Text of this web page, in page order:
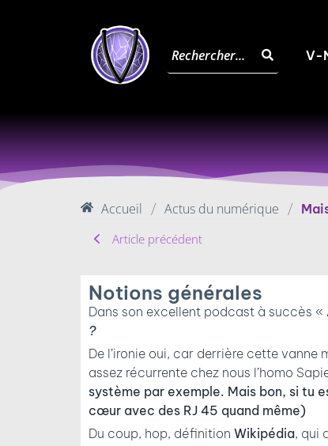
V-
Accueil / Actus du numérique /
Article précédent
Notions générales
Dans son excellent podcast à succès «
?
De l’ironie oui, car derrière cette vanne
assez récurrente chez nous l’homo
système par exemple. Mais bon, si tu
cœur avec des RJ 45 quand même)
Du coup, hop, définition Wikipédia, qui